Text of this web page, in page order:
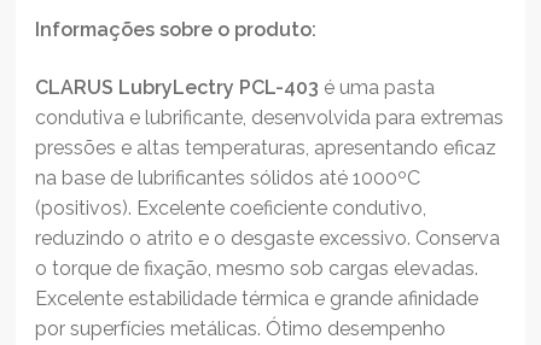
Informações sobre o produto:
CLARUS LubryLectry PCL-403 é uma pasta
condutiva e lubrificante, desenvolvida para extremas
pressões e altas temperaturas, apresentando eficaz
na base de lubrificantes sólidos até 1000ºC
(positivos). Excelente coeficiente condutivo,
reduzindo o atrito e o desgaste excessivo. Conserva
o torque de fixação, mesmo sob cargas elevadas.
Excelente estabilidade térmica e grande afinidade
por superfícies metálicas. Ótimo desempenho